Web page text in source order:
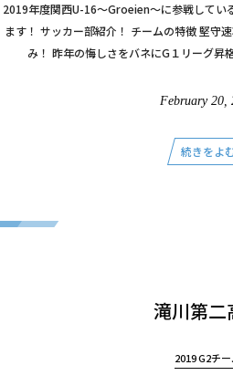
2019年度関西U-16～Groeien～に参戦してい
ます！ サッカー部紹介！ チームの特徴 堅守
み！ 昨年の悔しさをバネにG１リーグ昇
February 20,
続きをよ
滝川第二
2019 G2チ